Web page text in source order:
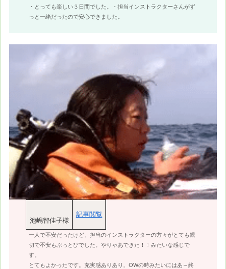
・とっても楽しい３日間でした。・担当インストラクターさんがず
っと一緒だったので安心できました。
池嶋智佳子様
記事閲覧
一人で不安だったけど、担当のインストラクターの方々がとても親
切で不安もぶっとびでした。やりゃあできた！！みたいな感じで
す。
とてもよかったです。充実感ありあり。OWの時みたいにはあ～終